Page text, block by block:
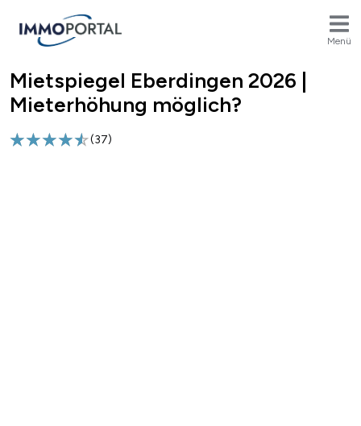
Menü
Breadcrumb
Mietspiegel Eberdingen 2026 |
Mieterhöhung möglich?
(37)